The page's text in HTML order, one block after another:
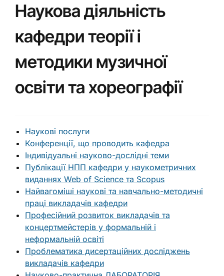
Наукова діяльність
кафедри теорії і
методики музичної
освіти та хореографії
Наукові послуги
Конференції, що проводить кафедра
Індивідуальні науково-дослідні теми
Публікації НПП кафедри у наукометричних
виданнях Web of Science та Scopus
Найвагоміші наукові та навчально-методичні
праці викладачів кафедри
Професійний розвиток викладачів та
концертмейстерів у формальній і
неформальній освіті
Проблематика дисертаційних досліджень
викладачів кафедри